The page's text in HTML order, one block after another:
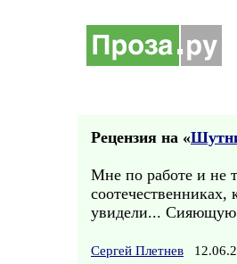
Рецензия на «
Мне по работе и не
увидели...
Сергей Плетнев